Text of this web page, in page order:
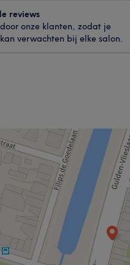
reviews
onze klanten, zodat je
verwachten bij elke salon.